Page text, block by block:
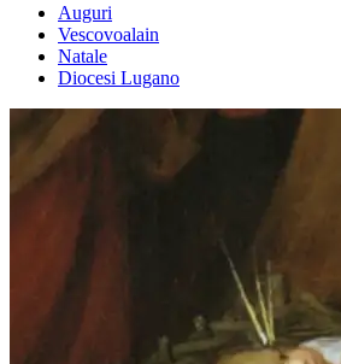
Auguri
Vescovoalain
Natale
Diocesi Lugano